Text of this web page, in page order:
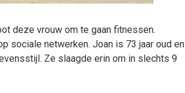
deze vrouw om te gaan fitnessen.
sociale netwerken. Joan is 73 jaar oud en
Ze slaagde erin om in slechts 9